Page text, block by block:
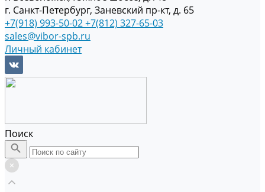
г. Санкт-Петербург, Заневский пр-кт, д. 65
+7(918) 993-50-02+7(812) 327-65-03
sales@vibor-spb.ru
Личный кабинет
Поиск